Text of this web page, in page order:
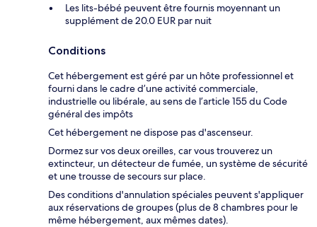
Les lits-bébé peuvent être fournis moyennant un
supplément de 20.0 EUR par nuit
Conditions
Cet hébergement est géré par un hôte professionnel et
fourni dans le cadre d’une activité commerciale,
industrielle ou libérale, au sens de l’article 155 du Code
général des impôts
Cet hébergement ne dispose pas d'ascenseur.
Dormez sur vos deux oreilles, car vous trouverez un
extincteur, un détecteur de fumée, un système de sécurité
et une trousse de secours sur place.
Des conditions d'annulation spéciales peuvent s'appliquer
aux réservations de groupes (plus de 8 chambres pour le
même hébergement, aux mêmes dates).